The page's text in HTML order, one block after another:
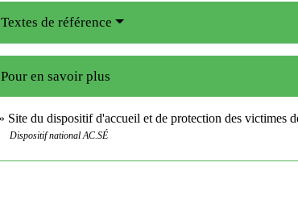
Textes de référence
Pour en savoir plus
Site du dispositif d'accueil et de protection des victimes
Dispositif national AC.SÉ